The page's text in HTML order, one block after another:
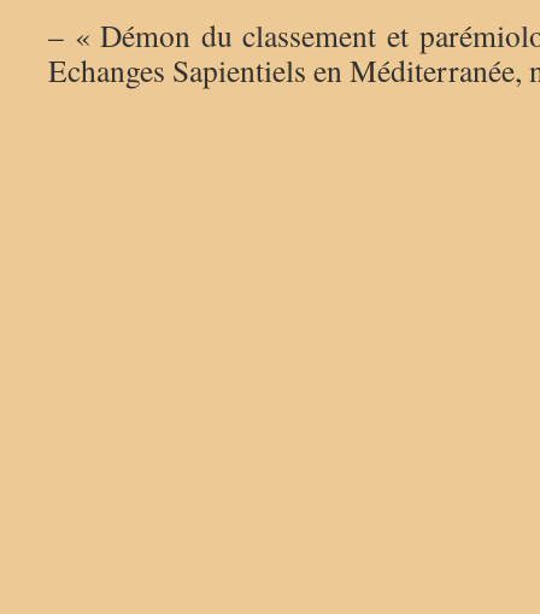
– « Démon du classement et
Echanges Sapientiels en Méditerranée,